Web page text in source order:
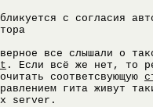
с согласия
все слышали о
. Если всё же нет, то
соответсвующую
гита живут
server.